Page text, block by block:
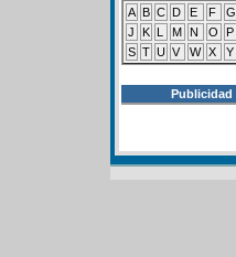
A B C D E F G
J
K L M N O P
S T U V W X Y
Publicidad